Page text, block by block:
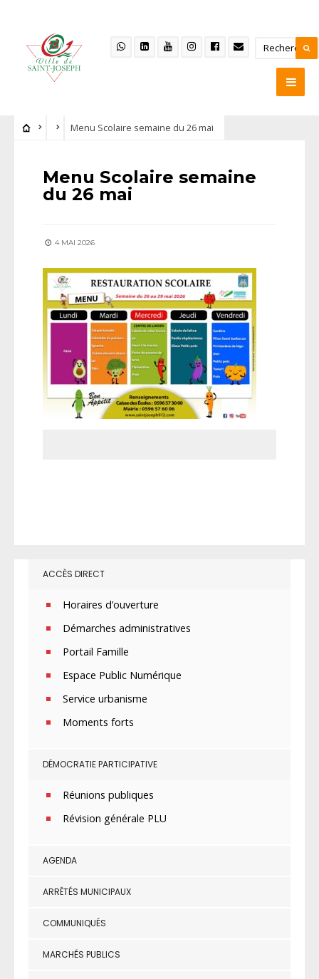
Menu Scolaire semaine du 26 mai
Menu Scolaire semaine
du 26 mai
4 MAI 2026
ACCÈS DIRECT
Horaires d’ouverture
Démarches administratives
Portail Famille
Espace Public Numérique
Service urbanisme
Moments forts
DÉMOCRATIE PARTICIPATIVE
Réunions publiques
Révision générale PLU
AGENDA
ARRÊTÉS MUNICIPAUX
COMMUNIQUÉS
MARCHÉS PUBLICS